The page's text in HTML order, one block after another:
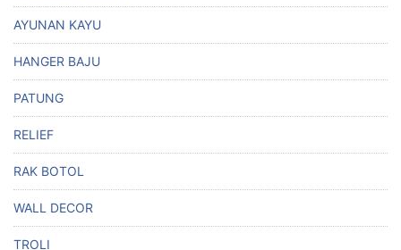
AYUNAN KAYU
HANGER BAJU
PATUNG
RELIEF
RAK BOTOL
WALL DECOR
TROLI